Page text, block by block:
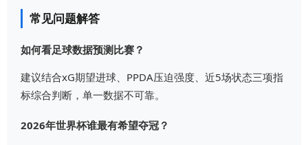
常见问题解答
如何看足球数据预测比赛？
建议结合xG期望进球、PPDA压迫强度、近5场状态三项指
标综合判断，单一数据不可靠。
2026年世界杯谁最有希望夺冠？